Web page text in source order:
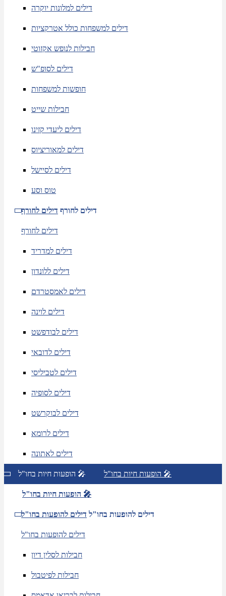
דילים למלונות יוקרה
דילים למשפחות כולל אטרקציות
חבילות לנופש אקזוטי
דילים לסופ"ש
חופשות למשפחות
חבילות שייט
דילים ליעדי קזינו
דילים למאוריציוס
דילים לסיישל
טוס וסע
דילים לחורף דילים לחורף
דילים לחורף
דילים למדריד
דילים ללונדון
דילים לאמסטרדם
דילים לוינה
דילים לבודפשט
דילים לדובאי
דילים לטביליסי
דילים לסופיה
דילים לבוקרשט
דילים לרומא
דילים לאתונה
הופעות חיות בחו"ל 🎤 הופעות חיות בחו"ל 🎤
הופעות חיות בחו"ל 🎤
דילים להופעות בחו"ל דילים להופעות בחו"ל
דילים להופעות בחו"ל
חבילות לסלין דיון
חבילות לפיטבול